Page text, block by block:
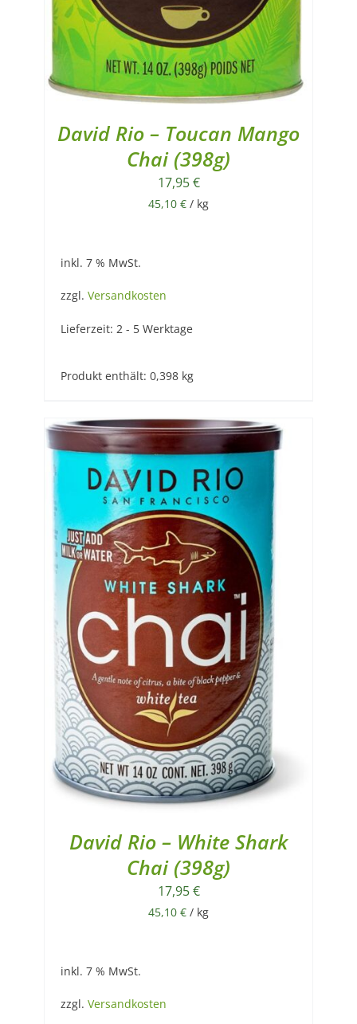
David Rio – Toucan Mango
Chai (398g)
17,95€
45,10 € / kg
inkl. 7 % MwSt.
zzgl. Versandkosten
Lieferzeit: 2 - 5 Werktage
Produkt enthält: 0,398 kg
David Rio – White Shark
Chai (398g)
17,95€
45,10 € / kg
inkl. 7 % MwSt.
zzgl. Versandkosten